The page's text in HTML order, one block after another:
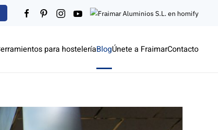
para hosteleríaBlogÚnete a FraimarContacto